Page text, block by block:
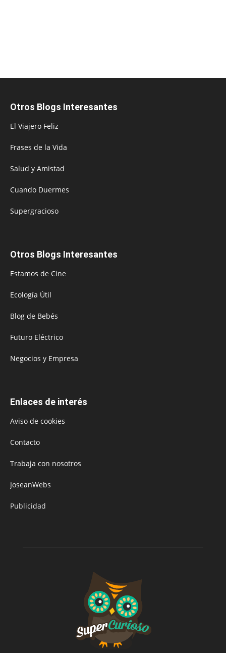
Otros Blogs Interesantes
El Viajero Feliz
Frases de la Vida
Salud y Amistad
Cuando Duermes
Supergracioso
Otros Blogs Interesantes
Estamos de Cine
Ecología Útil
Blog de Bebés
Futuro Eléctrico
Negocios y Empresa
Enlaces de interés
Aviso de cookies
Contacto
Trabaja con nosotros
JoseanWebs
Publicidad